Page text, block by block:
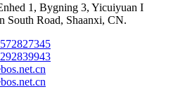
1, Bygning 3, Yicuiyuan I
South Road, Shaanxi, CN.